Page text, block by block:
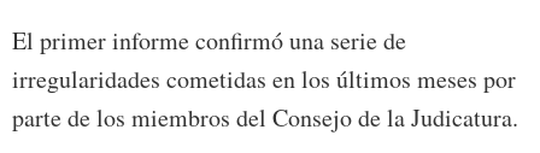
El primer informe confirmó una serie de
irregularidades cometidas en los últimos meses por
parte de los miembros del Consejo de la Judicatura.